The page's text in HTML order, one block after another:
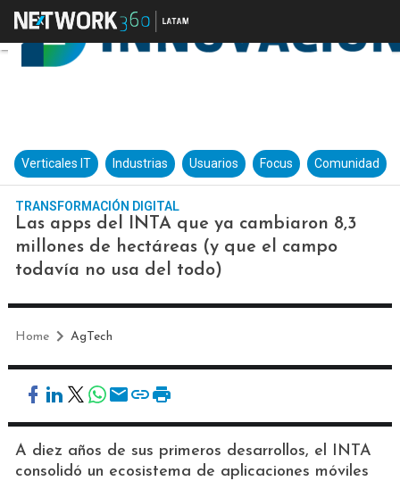
Verticales IT Industrias Usuarios Focus Comunidad
TRANSFORMACIÓN DIGITAL
Las apps del INTA que ya cambiaron 8,3
millones de hectáreas (y que el campo
todavía no usa del todo)
Home AgTech
A diez años de sus primeros desarrollos, el INTA
consolidó un ecosistema de aplicaciones móviles